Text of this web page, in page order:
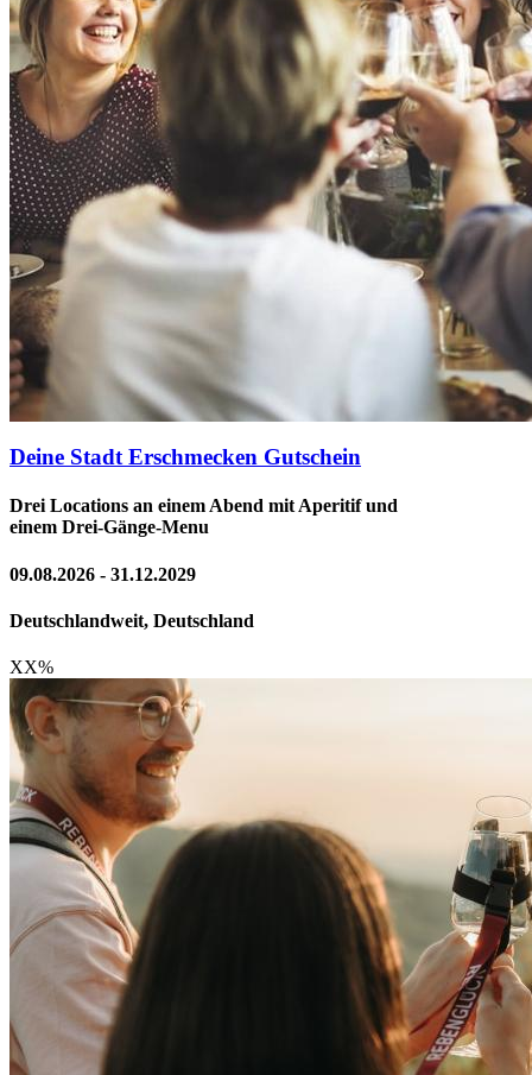
Deine Stadt Erschmecken Gutschein
Drei Locations an einem Abend mit Aperitif und
einem Drei-Gänge-Menu
09.08.2026 - 31.12.2029
Deutschlandweit, Deutschland
XX%